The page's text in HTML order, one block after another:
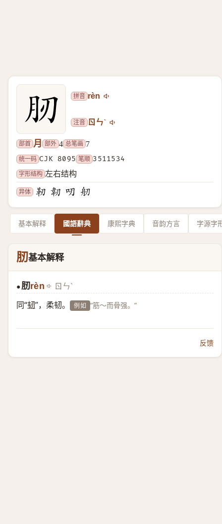
拼音 rèn
注音 ㄖㄣˋ
部首 月 部外 4 总笔画 7
统一码 CJK 8095 笔顺 3511534
字形结构 左右结构
异体
基本解释 國語辭典 康熙字典 音韵方言 字源字
肕基本解释
●肕rèn ㄖㄣˋ
同“韧”，柔韧。 例如 “筋～而骨强。”
反馈